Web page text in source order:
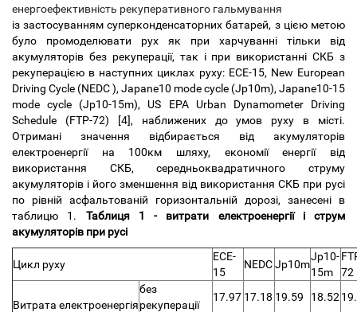
енергоефективність рекуперативного гальмування
із застосуванням суперконденсаторних батарей, з цією метою
було промоделювати рух як при харчуванні тільки від
акумуляторів без рекуперації, так і при використанні СКБ з
рекуперацією в наступних циклах руху: ECE-15, New European
Driving Cycle (NEDC ), Japane10 mode cycle (Jp10m), Japane10-15
mode cycle (Jp10-15m), US EPA Urban Dynamometer Driving
Schedule (FTP-72) [4], наближених до умов руху в місті.
Отримані значення відбирається від акумуляторів
електроенергії на 100км шляху, економії енергії від
використання СКБ, середньоквадратичного струму
акумуляторів і його зменшення від використання СКБ при русі
по рівній асфальтованій горизонтальній дорозі, занесені в
таблицю 1. Таблиця 1 - витрати електроенергії і струм
акумуляторів при русі
Цикл руху
ECE-
15
NEDCJp10m
Jp10-
15m
72
Витрата електроенергія
без
рекуперації
17.97 17.18 19.59 18.52